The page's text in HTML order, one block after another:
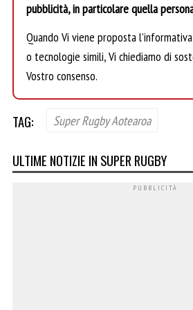
pubblicità, in particolare quella
Quando Vi viene proposta
o tecnologie simili, Vi chiediamo di
Vostro consenso.
TAG: Super Rugby Aotearoa
ULTIME NOTIZIE IN SUPER RUGBY